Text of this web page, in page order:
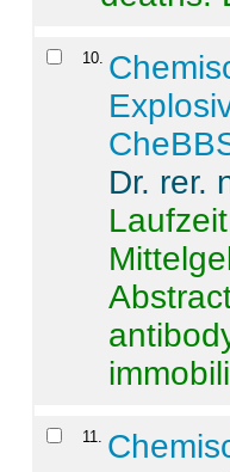
10
Dr. rer.
11